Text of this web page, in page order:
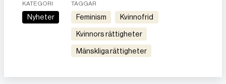
KATEGORI
Nyheter
TAGGAR
feminism kvinnofrid
kvinnors rättigheter
mänskliga rättigheter